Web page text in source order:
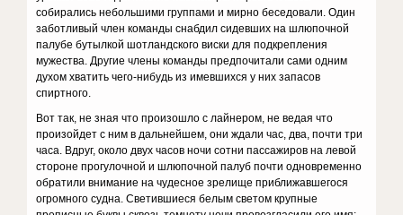
собирались небольшими группами и мирно беседовали. Один
заботливый член команды снабдил сидевших на шлюпочной
палубе бутылкой шотландского виски для подкрепления
мужества. Другие члены команды предпочитали сами одним
духом хватить чего-нибудь из имевшихся у них запасов
спиртного.
Вот так, не зная что произошло с лайнером, не ведая что
произойдет с ним в дальнейшем, они ждали час, два, почти три
часа. Вдруг, около двух часов ночи сотни пассажиров на левой
стороне прогулочной и шлюпочной палуб почти одновременно
обратили внимание на чудесное зрелище приближавшегося
огромного судна. Светившиеся белым светом крупные